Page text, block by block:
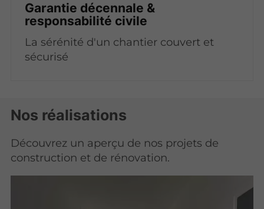
Garantie décennale &
responsabilité civile
La sérénité d'un chantier couvert et
sécurisé
Nos réalisations
Découvrez un aperçu de nos projets de
construction et de rénovation.